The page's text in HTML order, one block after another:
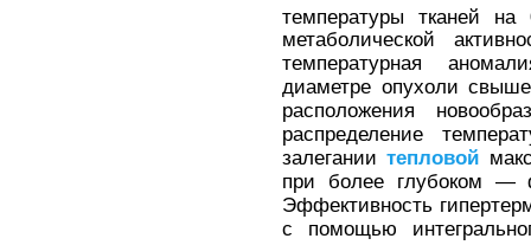
температуры тканей
метаболической
температурная
диаметре опухоли
расположения
распределение
залеганиитепловой
при более глубоком —
Эффективность
с помощью